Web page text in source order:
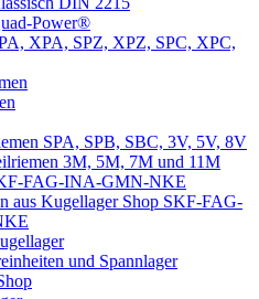
Power®
XPA, SPZ, XPZ, SPC, XPC,
SPA, SPB, SBC, 3V, 5V, 8V
3M, 5M, 7M und 11M
FAG-INA-GMN-NKE
aus Kugellager Shop SKF-FAG-
und Spannlager